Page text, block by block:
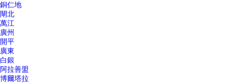
銅仁地
閘北
萬江
廣州
開平
廣東
白銀
阿拉善盟
博爾塔拉